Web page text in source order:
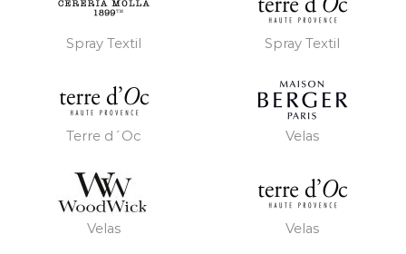
Spray Textil Spray Textil
Terre d´Oc Velas
Velas Velas